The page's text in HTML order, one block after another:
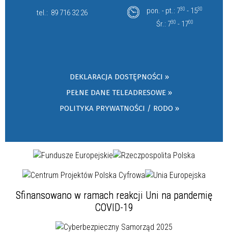
tel.: 89 716 32 26 pon. - pt.: 730 - 1530
Śr.: 730 - 1700
DEKLARACJA DOSTĘPNOŚCI »
PEŁNE DANE TELEADRESOWE »
POLITYKA PRYWATNOŚCI / RODO »
Sfinansowano w ramach reakcji Uni na pandemię
COVID-19